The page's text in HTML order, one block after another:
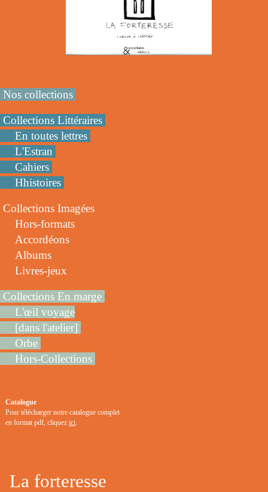
Nos collections
Collections Littéraires
En toutes lettres
L'Estran
Cahiers
Hhistoires
Collections Imagées
Hors-formats
Accordéons
Albums
Livres-jeux
Collections En marge
L'œil voyage
[dans l'atelier]
Orbe
Hors-Collections
Catalogue
Pour télécharger notre catalogue complet
en format pdf, cliquez ici
La forteresse